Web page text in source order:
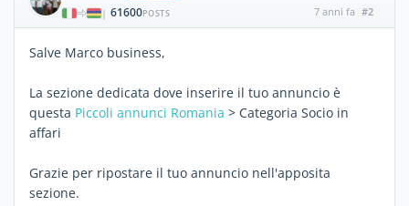
| 61600POSTS 7 anni fa #2
Salve Marco business,
La sezione dedicata dove inserire il tuo annuncio è
questa Piccoli annunci Romania > Categoria Socio in
affari
Grazie per ripostare il tuo annuncio nell'apposita
sezione.